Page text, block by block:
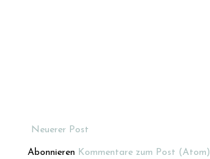
Neuerer Post
Abonnieren Kommentare zum Post (Atom)